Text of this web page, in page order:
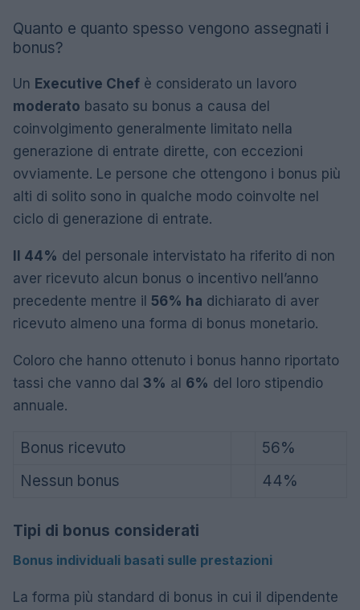
Quanto e quanto spesso vengono assegnati i
bonus?
Un Executive Chef è considerato un lavoro
moderato basato su bonus a causa del
coinvolgimento generalmente limitato nella
generazione di entrate dirette, con eccezioni
ovviamente. Le persone che ottengono i bonus più
alti di solito sono in qualche modo coinvolte nel
ciclo di generazione di entrate.
Il 44% del personale intervistato ha riferito di non
aver ricevuto alcun bonus o incentivo nell’anno
precedente mentre il 56% ha dichiarato di aver
ricevuto almeno una forma di bonus monetario.
Coloro che hanno ottenuto i bonus hanno riportato
tassi che vanno dal 3% al 6% del loro stipendio
annuale.
Bonus ricevuto
56%
Nessun bonus
44%
Tipi di bonus considerati
Bonus individuali basati sulle prestazioni
La forma più standard di bonus in cui il dipendente